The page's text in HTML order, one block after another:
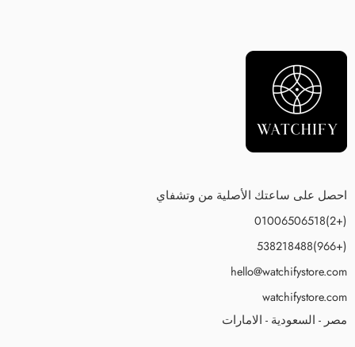
احصل على ساعتك الأصلية من وتشفاي
(+2)01006506518
(+966)538218488
hello@watchifystore.com
watchifystore.com
مصر - السعودية - الامارات